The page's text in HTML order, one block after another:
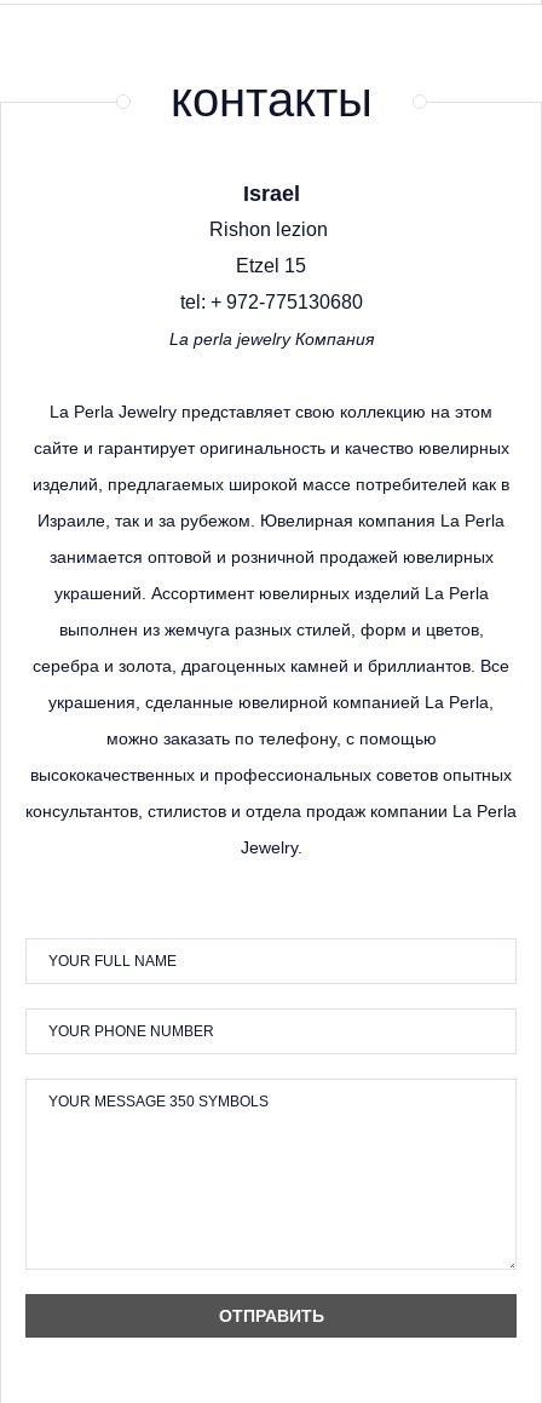
контакты
Israel
Rishon lezion
Etzel 15
tel: + 972-775130680
La perla jewelry Компания
La Perla Jewelry представляет свою коллекцию на этом
сайте и гарантирует оригинальность и качество ювелирных
изделий, предлагаемых широкой массе потребителей как в
Израиле, так и за рубежом. Ювелирная компания La Perla
занимается оптовой и розничной продажей ювелирных
украшений. Ассортимент ювелирных изделий La Perla
выполнен из жемчуга разных стилей, форм и цветов,
серебра и золота, драгоценных камней и бриллиантов. Все
украшения, сделанные ювелирной компанией La Perla,
можно заказать по телефону, с помощью
высококачественных и профессиональных советов опытных
консультантов, стилистов и отдела продаж компании La Perla
Jewelry.